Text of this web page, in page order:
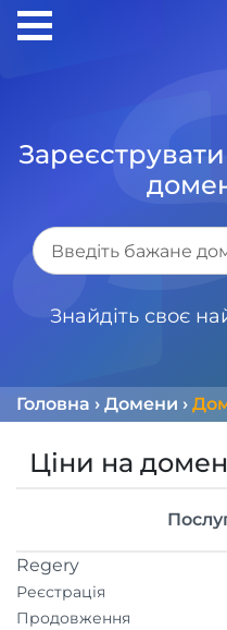
Знайдіть своє
Головна › Домени ›
Ціни на
Regery
Реєстрація
Продовження